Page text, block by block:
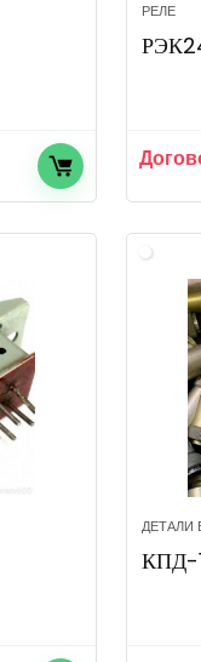
РЕЛЕ
ДЕТАЛИ
КПД-